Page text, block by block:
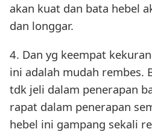
akan kuat dan bata hebel
dan longgar.
4. Dan yg keempat
ini adalah mudah rembes.
tdk jeli dalam penerapan
rapat dalam penerapan
hebel ini gampang sekali